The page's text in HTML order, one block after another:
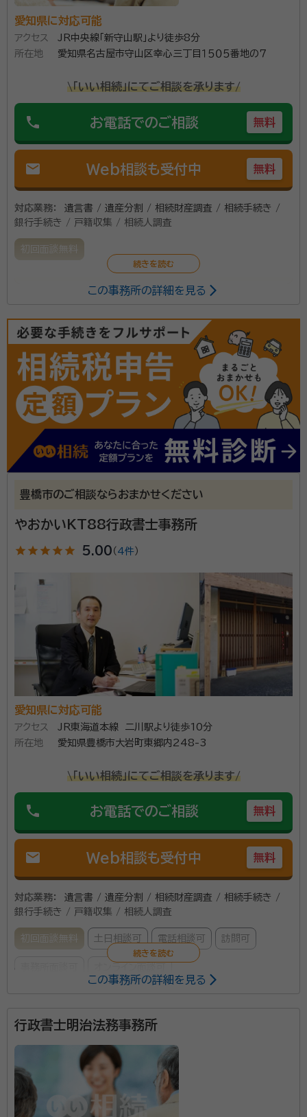
この地域で12年間、相続手続きを専門に取り扱ってき
ました。地域に密着した活動として、校区自治会長や地
域老人会長を経験し、長年の市役所勤務での知識と経
す。相続は人生の大きな転換期です。ご家族の状況やご
が安心して新たな一歩を踏み出せるようお手伝いいた
します。
所属団体： 愛知県行政書士会
愛知県に対応可能
アクセス
JR中央線「新守山駅」より徒歩8分
所在地
愛知県名古屋市守山区幸心三丁目１５０５番地の７
\「いい相続」にてご相談を承ります/
phone お電話でのご相談 無料
mail Web相談も受付中 無料
対応業務：
遺言書 / 遺産分割 / 相続財産調査 / 相続手続き /
銀行手続き / 戸籍収集 / 相続人調査
初回面談無料
相続相談、お客様の立場になって、親切な対応を心掛け
この事務所の詳細を見る
豊橋市のご相談ならおまかせください
やおかいKT88行政書士事務所
star star star star star 5.00 （ 4件 ）
愛知県に対応可能
アクセス
JR東海道本線 二川駅より徒歩10分
所在地
愛知県豊橋市大岩町東郷内248-3
\「いい相続」にてご相談を承ります/
phone お電話でのご相談 無料
mail Web相談も受付中 無料
対応業務：
遺言書 / 遺産分割 / 相続財産調査 / 相続手続き /
銀行手続き / 戸籍収集 / 相続人調査
初回面談無料 土日相談可 電話相談可 訪問可
横山修
行政書士
業。 最初のWindowsOSが普及していく頃に日立製作所グループの会
社に就職、IT企業の営業職を大阪にて従事。 関西にて阪神大震災経験し
た後、豊橋市にて製造業の営業職などを経験。 平成27年6月 愛知県行
している。
事務所口コミ（抜粋）：
account_circle 満足度 5.0
ご利用時期：2025/3
この事務所の詳細を見る
行政書士明治法務事務所